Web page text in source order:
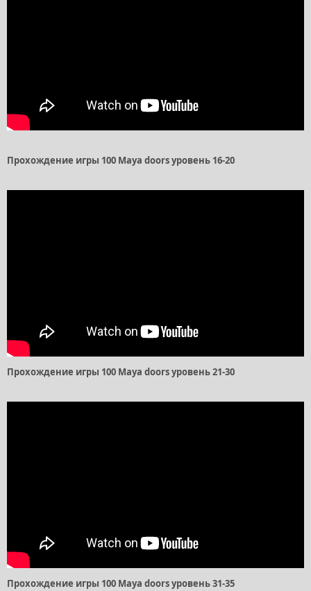
Прохождение игры 100 Maya doors уровень 16-20
Прохождение игры 100 Maya doors уровень 21-30
Прохождение игры 100 Maya doors уровень 31-35